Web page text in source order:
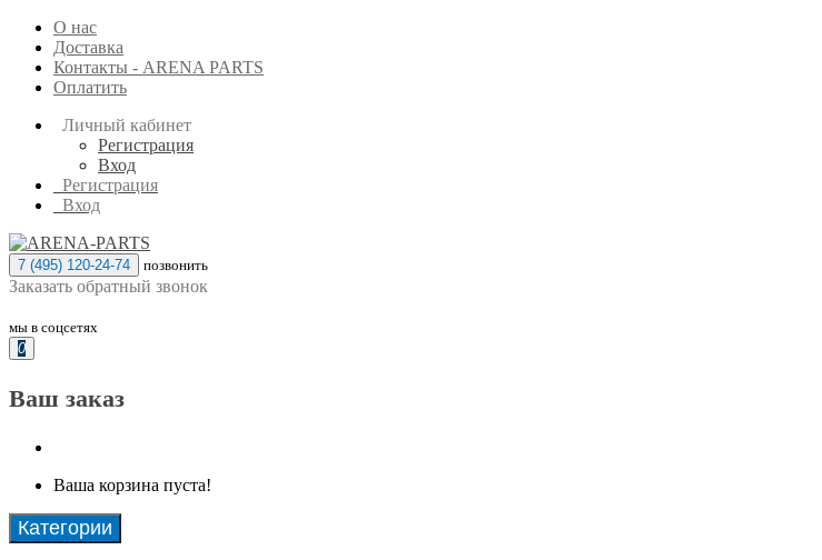
О нас
Доставка
Контакты - ARENA PARTS
Оплатить
Личный кабинет
Регистрация
Вход
Регистрация
Вход
7 (495) 120-24-74 позвонить
Заказать обратный звонок
мы в соцсетях
0
Ваш заказ
Ваша корзина пуста!
Категории